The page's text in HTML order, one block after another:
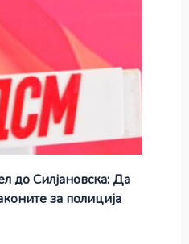
до Силјановска: Да
за полиција